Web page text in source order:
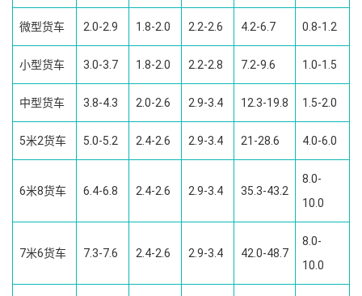
微型货车 2.0-2.9 1.8-2.0 2.2-2.6 4.2-6.7 0.8-1.2
小型货车 3.0-3.7 1.8-2.0 2.2-2.8 7.2-9.6 1.0-1.5
中型货车 3.8-4.3 2.0-2.6 2.9-3.4 12.3-19.8 1.5-2.0
5米2货车 5.0-5.2 2.4-2.6 2.9-3.4 21-28.6 4.0-6.0
6米8货车 6.4-6.8 2.4-2.6 2.9-3.4 35.3-43.2
8.0-
10.0
7米6货车 7.3-7.6 2.4-2.6 2.9-3.4 42.0-48.7
8.0-
10.0